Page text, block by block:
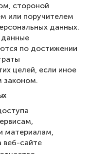
стороной
или поручителем
данных.
по достижении
целей, если иное
законом.
материалам,
сайте